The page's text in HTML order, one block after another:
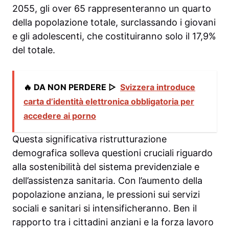
2055, gli over 65 rappresenteranno un quarto
della popolazione totale, surclassando i giovani
e gli adolescenti, che costituiranno solo il 17,9%
del totale.
🔥 DA NON PERDERE ▷ Svizzera introduce
carta d’identità elettronica obbligatoria per
accedere ai porno
Questa significativa ristrutturazione
demografica solleva questioni cruciali riguardo
alla sostenibilità del sistema previdenziale e
dell’assistenza sanitaria. Con l’aumento della
popolazione anziana, le pressioni sui servizi
sociali e sanitari si intensificheranno. Ben il
rapporto tra i cittadini anziani e la forza lavoro